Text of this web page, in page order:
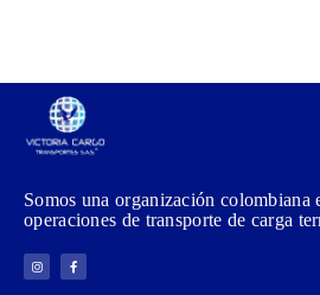
Somos una organización colombiana
operaciones de transporte de carga